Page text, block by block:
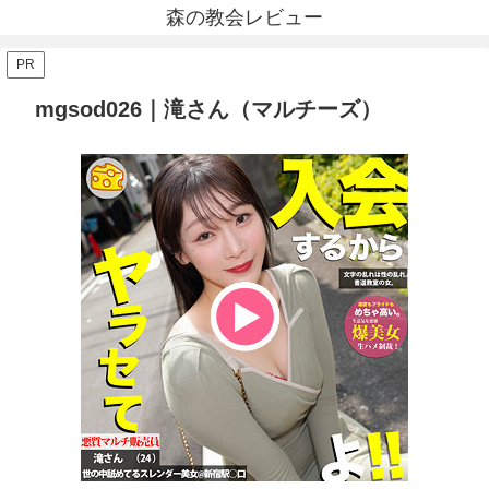
森の教会レビュー
PR
mgsod026｜滝さん（マルチーズ）